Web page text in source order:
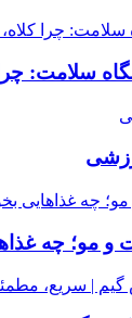
سلامت:
مو؛ چه